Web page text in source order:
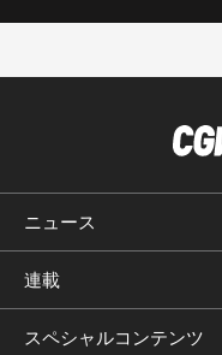
ニュース
連載
スペシャルコンテンツ